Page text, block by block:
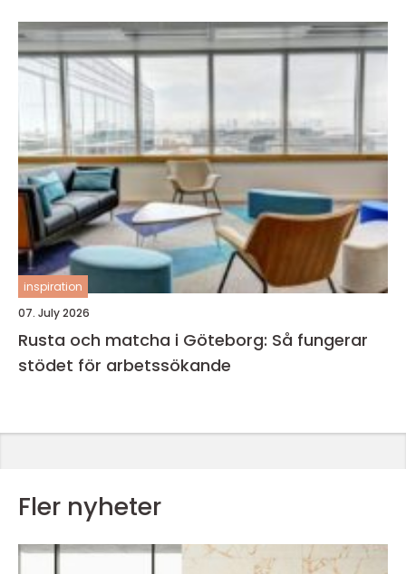
inspiration
07. July 2026
Rusta och matcha i Göteborg: Så fungerar
stödet för arbetssökande
Fler nyheter